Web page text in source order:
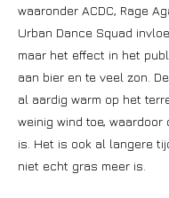
waaronder ACDC, Rage
Urban Dance Squad
maar het effect in het
aan bier en te veel zon.
al aardig warm op het
weinig wind toe,
is. Het is ook al langere
niet echt gras meer is.